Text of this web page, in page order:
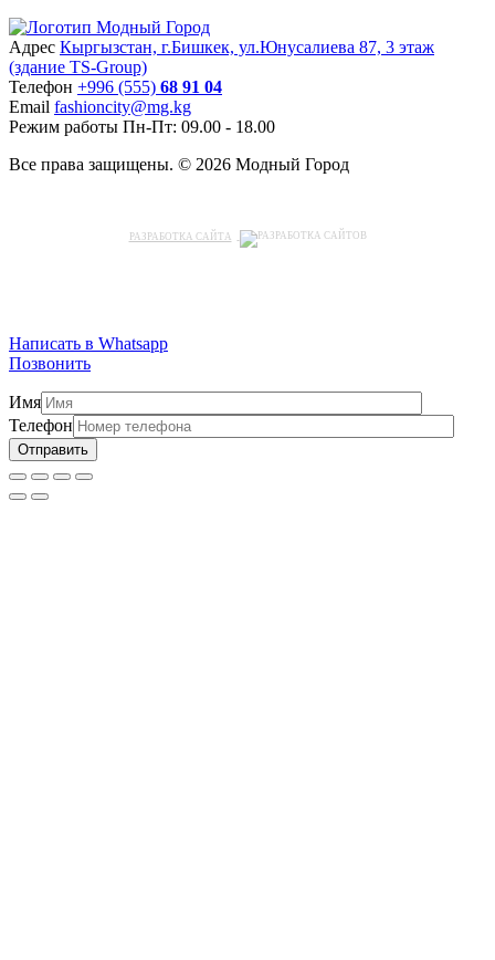
Адрес Кыргызстан, г.Бишкек, ул.Юнусалиева 87, 3 этаж
(здание TS-Group)
Teлефон +996 (555) 68 91 04
Email fashioncity@mg.kg
Режим работы Пн-Пт: 09.00 - 18.00
Все права защищены. © 2026 Модный Город
РАЗРАБОТКА САЙТА
Написать в Whatsapp
Позвонить
Имя
Телефон
Отправить